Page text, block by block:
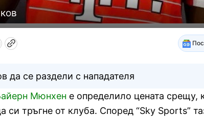
да се раздели с нападателя
Мюнхен е определило цената срещу,
си тръгне от клуба. Според “Sky Sports”